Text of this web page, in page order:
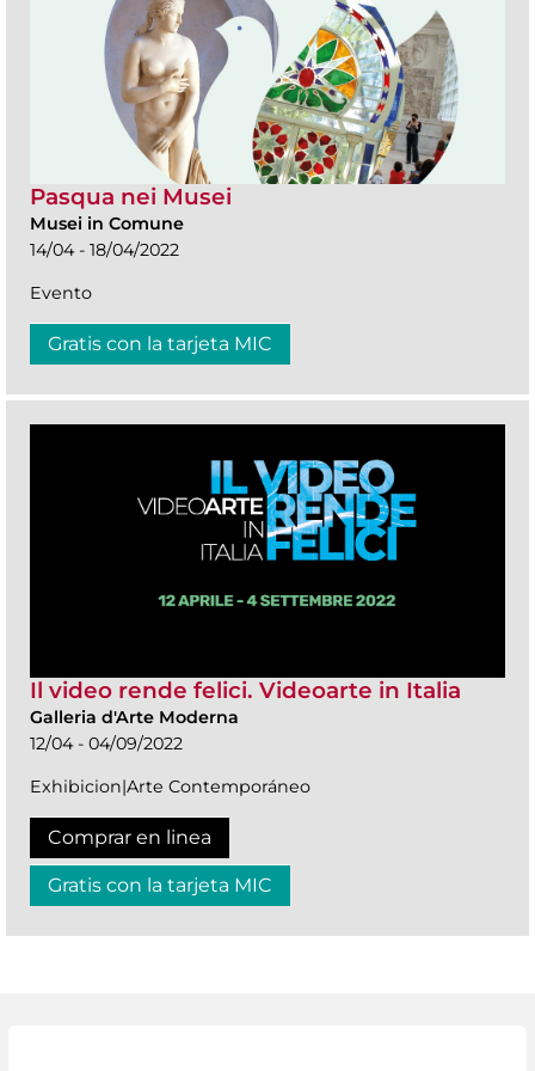
Pasqua nei Musei
Musei in Comune
14/04 - 18/04/2022
Evento
Gratis con la tarjeta MIC
Il video rende felici. Videoarte in Italia
Galleria d'Arte Moderna
12/04 - 04/09/2022
Exhibicion|Arte Contemporáneo
Comprar en linea
Gratis con la tarjeta MIC